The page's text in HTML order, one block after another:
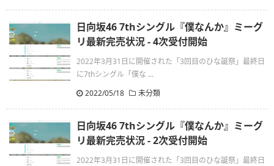
日向坂46 7thシングル『僕なんか』ミーグ
リ最新完売状況 - 4次受付開始
2022年3月31日に開催された「3回目のひな誕祭」最終日
に7thシングル「僕な ...
2022/05/18
未分類
日向坂46 7thシングル『僕なんか』ミーグ
リ最新完売状況 - 2次受付開始
2022年3月31日に開催された「3回目のひな誕祭」最終日